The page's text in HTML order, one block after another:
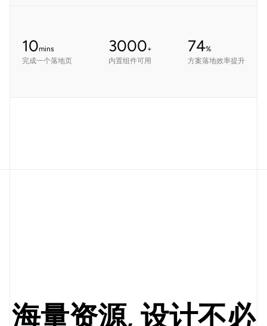
10mins
完成一个落地页
3000+
内置组件可用
74%
方案落地效率提升
海量资源, 设计不必